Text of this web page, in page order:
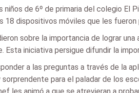
niños de 6º de primaria del colegio
18 dispositivos móviles que les fueron
sobre la importancia de lograr
Esta iniciativa persigue difundir la
a las preguntas a través de la
sorprendente para el paladar de los